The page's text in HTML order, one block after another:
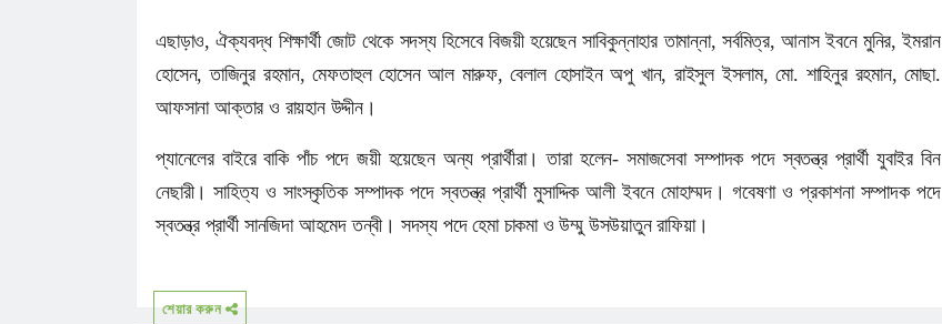
এছাড়াও, ঐক্যবদ্ধ শিক্ষার্থী জোট থেকে সদস্য হিসেবে বিজয়ী হয়েছেন সাবিকুন্নাহার তামান্না, সর্বমিত্র, আনাস ইবনে মুনির, ইমরান
হোসেন, তাজিনুর রহমান, মেফতাহুল হোসেন আল মারুফ, বেলাল হোসাইন অপু খান, রাইসুল ইসলাম, মো. শাহিনুর রহমান, মোছা.
আফসানা আক্তার ও রায়হান উদ্দীন।
প্যানেলের বাইরে বাকি পাঁচ পদে জয়ী হয়েছেন অন্য প্রার্থীরা। তারা হলেন- সমাজসেবা সম্পাদক পদে স্বতন্ত্র প্রার্থী যুবাইর বিন
নেছারী। সাহিত্য ও সাংস্কৃতিক সম্পাদক পদে স্বতন্ত্র প্রার্থী মুসাদ্দিক আলী ইবনে মোহাম্মদ। গবেষণা ও প্রকাশনা সম্পাদক পদে
স্বতন্ত্র প্রার্থী সানজিদা আহমেদ তন্বী। সদস্য পদে হেমা চাকমা ও উম্মু উসউয়াতুন রাফিয়া।
শেয়ার করুন